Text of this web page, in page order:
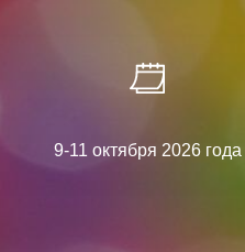
9-11 октября 2026 года